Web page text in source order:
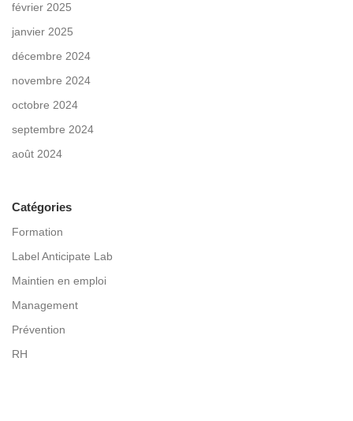
février 2025
janvier 2025
décembre 2024
novembre 2024
octobre 2024
septembre 2024
août 2024
Catégories
Formation
Label Anticipate Lab
Maintien en emploi
Management
Prévention
RH